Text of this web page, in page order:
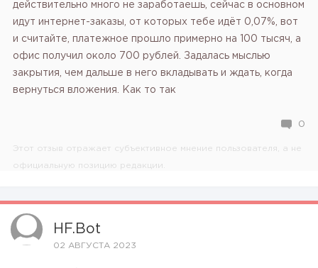
действительно много не заработаешь, сейчас в основном
идут интернет-заказы, от которых тебе идёт 0,07%, вот
и считайте, платежное прошло примерно на 100 тысяч, а
офис получил около 700 рублей. Задалась мыслью
закрытия, чем дальше в него вкладывать и ждать, когда
вернуться вложения. Как то так
0
Этот отзыв отражает субъективное мнение пользователя, а не
официальную позицию редакции.
HF.bot
02 АВГУСТА 2023